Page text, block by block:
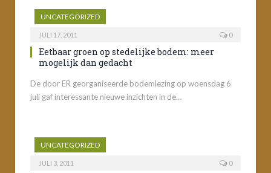
UNCATEGORIZED
JULI 17, 2011 0
Eetbaar groen op stedelijke bodem: meer
mogelijk dan gedacht
De door ER georganiseerde bodemlezing op woensdag 6
juli gaf interessante nieuwe inzichten in de…
UNCATEGORIZED
JULI 3, 2011 0